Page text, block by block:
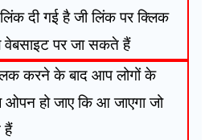
दी गई है जी लिंक पर क्लिक
पर जा सकते हैं
करने के बाद आप लोगों के
हो जाए कि आ जाएगा जो
हैं